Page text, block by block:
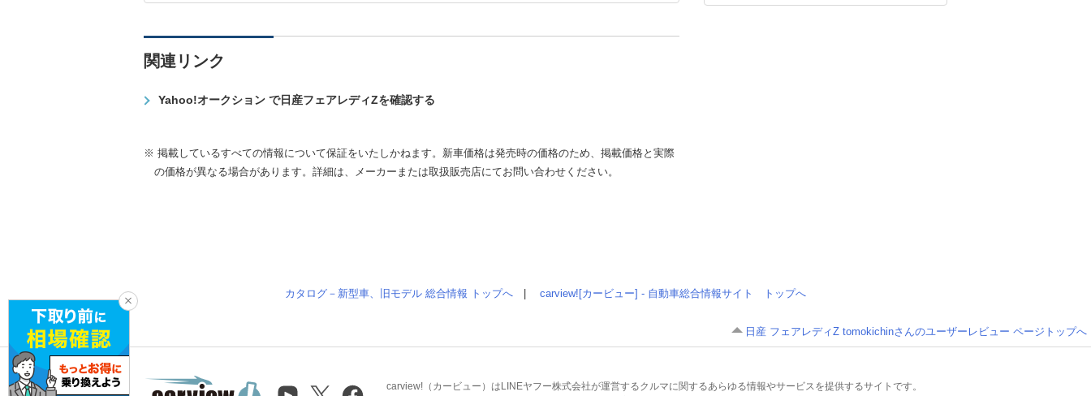
関連リンク
Yahoo!オークション で日産フェアレディZを確認する
※ 掲載しているすべての情報について保証をいたしかねます。新車価格は発売時の価格のため、掲載価格と実際
の価格が異なる場合があります。詳細は、メーカーまたは取扱販売店にてお問い合わせください。
カタログ－新型車、旧モデル 総合情報 トップへ carview![カービュー] - 自動車総合情報サイト トップへ
日産 フェアレディZ tomokichinさんのユーザーレビュー ページトップへ
carview!（カービュー）はLINEヤフー株式会社が運営するクルマに関するあらゆる情報やサービスを提供するサイトです。